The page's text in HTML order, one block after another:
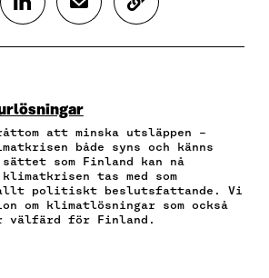
D
E
L
N
K
E
D
I
N
D
E
A
-
P
O
S
T
Ö
K
O
R
T
I
K
E
L
att minska utsläppen –
både syns och känns
som Finland kan nå
tas med som
allt politiskt beslutsfattande. Vi
om klimatlösningar som också
välfärd för Finland.